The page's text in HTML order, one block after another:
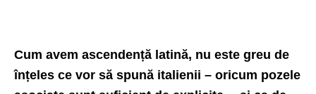
Cum avem ascendență latină, nu este greu de
înțeles ce vor să spună italienii – oricum pozele